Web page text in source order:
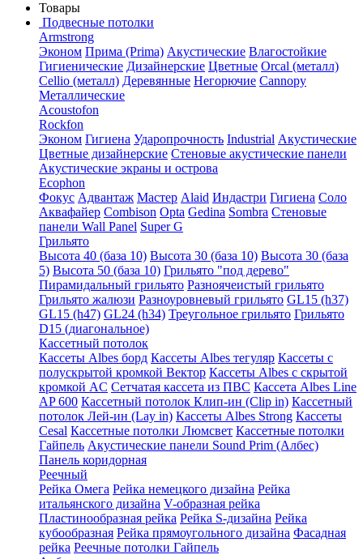
Товары
Подвесные потолки
Armstrong
Эконом Прима (Prima) Акустические Влагостойкие
Гигиенические Дизайнерские Цветные Orcal (металл)
Cellio (металл) Деревянные Негорючие Cannopy
Металлические
Acoustofon
Rockfon
Эконом Гигиена Ударопрочность Industrial Акустические
Цветные дизайнерские Стеновые акустические панели
Акустические экраны и острова
Ecophon
Фокус Адвантаж Мастер Alaid Индастри Гигиена Соло
Аквафайер Combison Opta Gedina Sombra Стеновые
панели Wall Panel Super G
Грильято
Высота 40 (база 10) Высота 30 (база 10) Высота 30 (база
5) Высота 50 (база 10) Грильято "под дерево"
Пирамидальный грильято Разноячеистый грильято
Грильято жалюзи Разноуровневый грильято GL15 (h37)
GL15 (h47) GL24 (h34) Треугольное грильято Грильято
D15 (диагональное)
Кассетный потолок
Кассеты Albes борд Кассеты Albes тегуляр Кассеты с
полускрытой кромкой Вектор Кассеты Albes с скрытой
кромкой AC Сетчатая кассета из ПВС Кассета Albes Line
AP 600 Кассетный потолок Клип-ин (Clip in) Кассетный
потолок Лей-ин (Lay in) Кассеты Albes Strong Кассеты
Cesal Кассетные потолки Люмсвет Кассетные потолки
Гайпель Акустические панели Sound Prim (Албес)
Панель коридорная
Реечный
Рейка Омега Рейка немецкого дизайна Рейка
итальянского дизайна V-образная рейка
Пластинообразная рейка Рейка S-дизайна Рейка
кубообразная Рейка прямоугольного дизайна Фасадная
рейка Реечные потолки Гайпель